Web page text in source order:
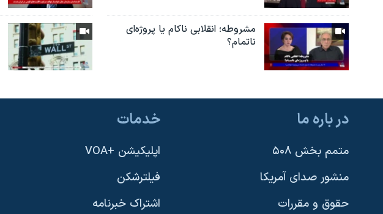
مشروطه؛ انقلابى ناكام یا پروژه‌ای
نا‌تمام؟
در باره ما
متمم بخش ۵۰۸
منشور صدای آمریکا
حقوق و مقررات
خدمات
اپلیکیشن +VOA
فیلترشکن
اشتراک خبرنامه